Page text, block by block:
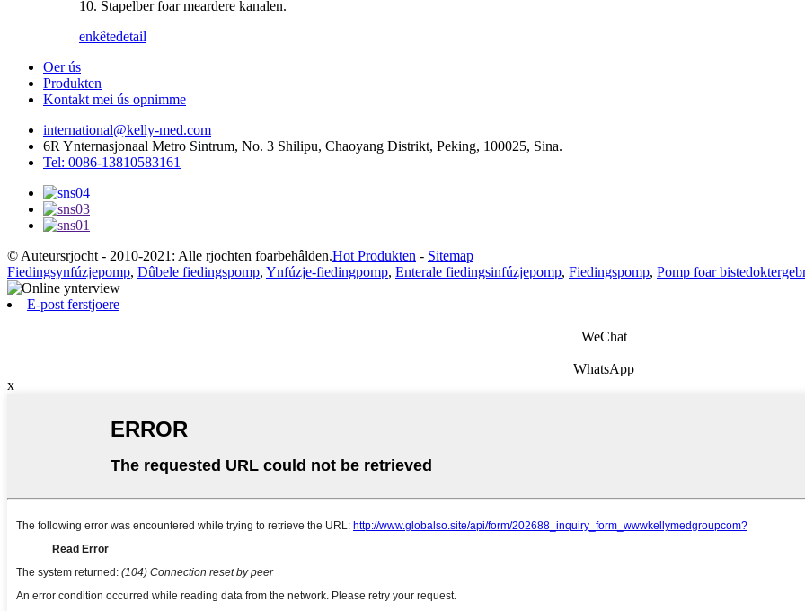
10. Stapelber foar meardere kanalen.
enkêtedetail
Oer ús
Produkten
Kontakt mei ús opnimme
international@kelly-med.com
6R Ynternasjonaal Metro Sintrum, No. 3 Shilipu, Chaoyang Distrikt, Peking, 100025, Sina.
Tel: 0086-13810583161
© Auteursrjocht - 2010-2021: Alle rjochten foarbehâlden.Hot Produkten - Sitemap
Fiedingsynfúzjepomp, Dûbele fiedingspomp, Ynfúzje-fiedingpomp, Enterale fiedingsinfúzjepomp, Fiedingspomp, Pomp foar
E-post ferstjoere
WeChat
WhatsApp
x